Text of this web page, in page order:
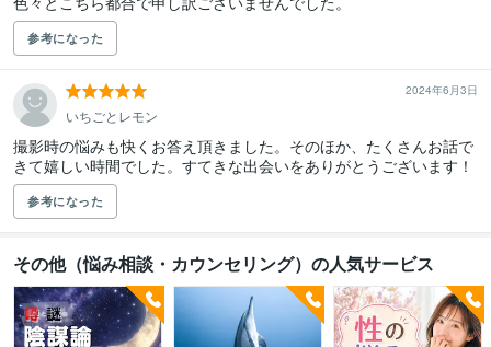
参考になった
2024年6月3日
いちごとレモン
撮影時の悩みも快くお答え頂きました。そのほか、たくさんお話で
きて嬉しい時間でした。すてきな出会いをありがとうございます！
参考になった
その他（悩み相談・カウンセリング）の人気サービス